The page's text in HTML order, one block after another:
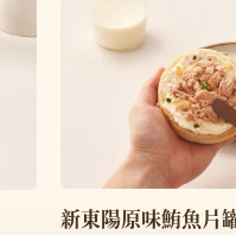
新東陽原味鮪魚片